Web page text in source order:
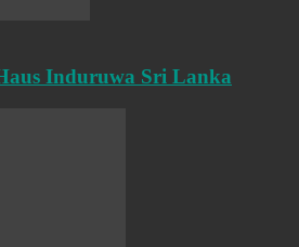
Induruwa Sri Lanka